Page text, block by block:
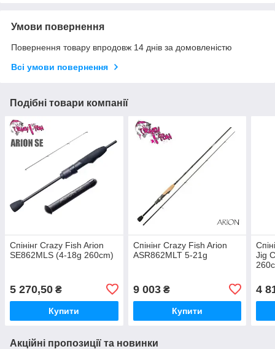
Умови повернення
Повернення товару впродовж 14 днів за домовленістю
Всі умови повернення
Подібні товари компанії
Спінінг Crazy Fish Arion
SE862MLS (4-18g 260cm)
5 270,50 ₴
Купити
Спінінг Crazy Fish Arion
ASR862MLT 5-21g
9 003₴
Купити
Jig
4
Акційні пропозиції та новинки